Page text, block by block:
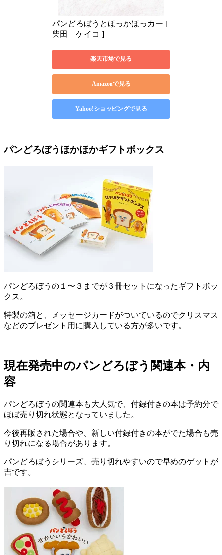
パンどろぼうとほっかほっカー [
柴田　ケイコ ]
楽天市場で見る
Amazonで見る
Yahoo!ショッピングで見る
パンどろぼうほかほかギフトボックス
パンどろぼうの１〜３までが３冊セットになったギフトボッ
クス。
特製の箱と、メッセージカードがついているのでクリスマス
などのプレゼント用に購入している方が多いです。
現在発売中のパンどろぼう関連本・内
容
パンどろぼうの関連本も大人気で、付録付きの本は予約分で
ほぼ売り切れ状態となっていました。
今後再販された場合や、新しい付録付きの本がでた場合も売
り切れになる場合があります。
パンどろぼうシリーズ、売り切れやすいので早めのゲットが
吉です。